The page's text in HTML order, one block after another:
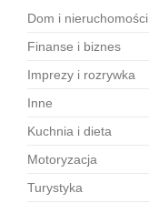
Dom i nieruchomości
Finanse i biznes
Imprezy i rozrywka
Inne
Kuchnia i dieta
Motoryzacja
Turystyka